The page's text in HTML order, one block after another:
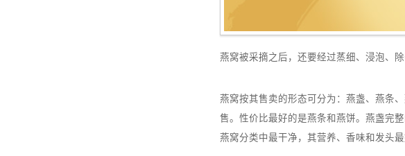
燕窝被采摘之后，还要经过蒸细、浸泡、
燕窝按其售卖的形态可分为：燕盏、燕条
售。性价比最好的是燕条和燕饼。燕盏完
燕窝分类中最干净，其营养、香味和发头最